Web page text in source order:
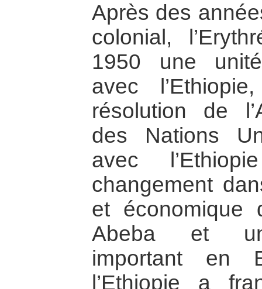
Après des
colonial,
1950 une
avec
résolution de
des Nations
avec
changement
et économique
Abeba et un
important en
l’Ethiopie a